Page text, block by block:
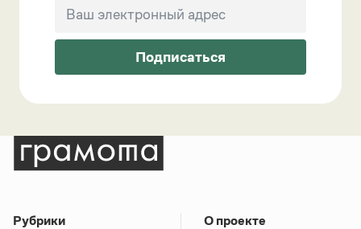
Подписаться
Рубрики О проекте